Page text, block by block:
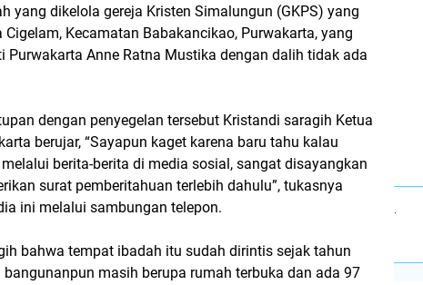
yang dikelola gereja Kristen Simalungun (GKPS) yang
Kecamatan Babakancikao, Purwakarta, yang
Purwakarta Anne Ratna Mustika dengan dalih tidak ada
dengan penyegelan tersebut Kristandi saragih Ketua
berujar, “Sayapun kaget karena baru tahu kalau
berita-berita di media sosial, sangat disayangkan
surat pemberitahuan terlebih dahulu”, tukasnya
ini melalui sambungan telepon.
bahwa tempat ibadah itu sudah dirintis sejak tahun
masih berupa rumah terbuka dan ada 97